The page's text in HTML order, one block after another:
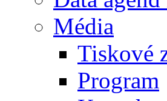
Média
Tiskové
Program